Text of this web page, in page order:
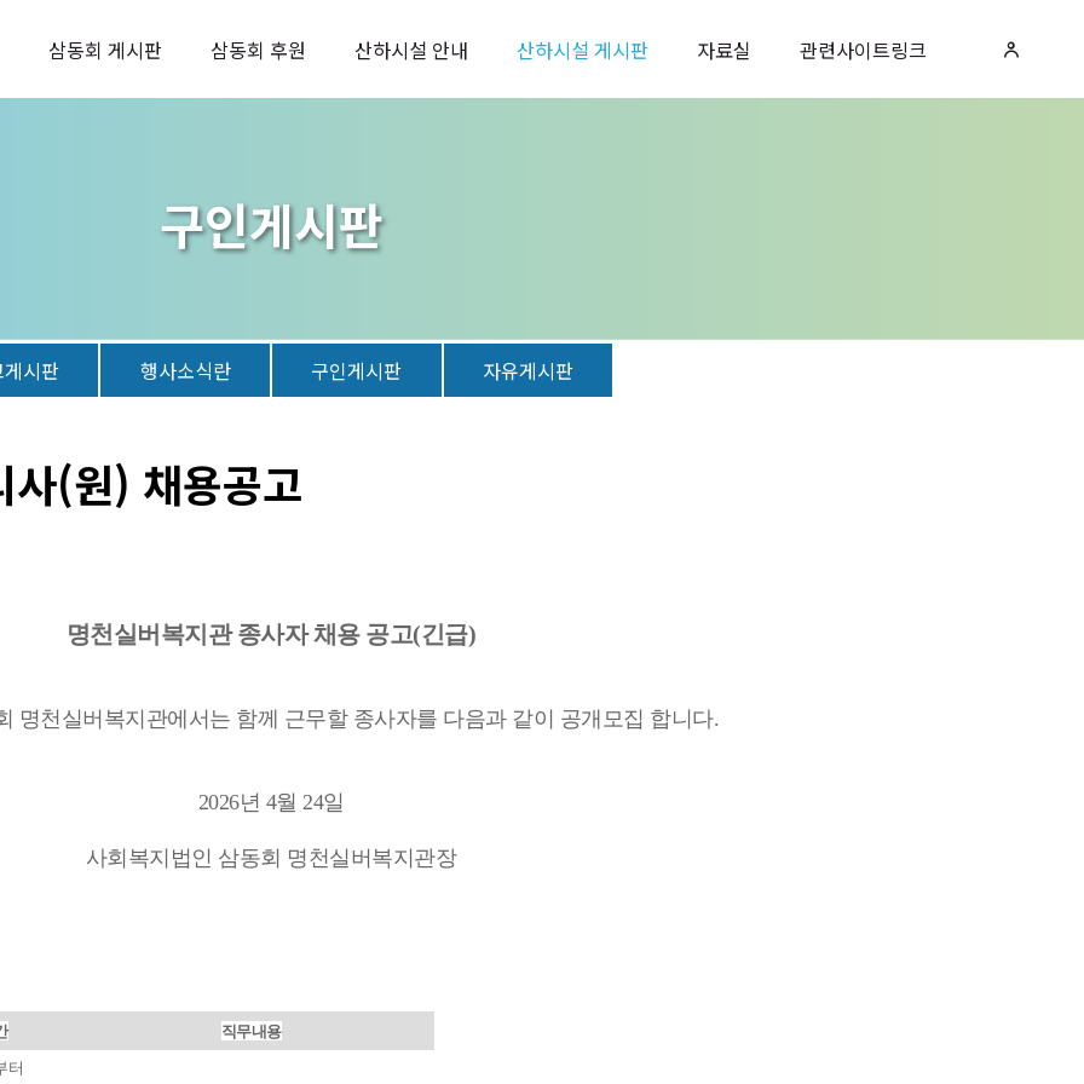
삼동회 게시판 삼동회 후원 산하시설 안내 산하시설 게시판 자료실 관련사이트링크
구인게시판
시판 행사소식란 구인게시판 자유게시판
사(원) 채용공고
명천실버복지관 종사자 채용 공고(긴급)
명천실버복지관에서는 함께 근무할 종사자를 다음과 같이 공개모집 합니다.
2026년 4월 24일
사회복지법인 삼동회 명천실버복지관장
직무내용
터